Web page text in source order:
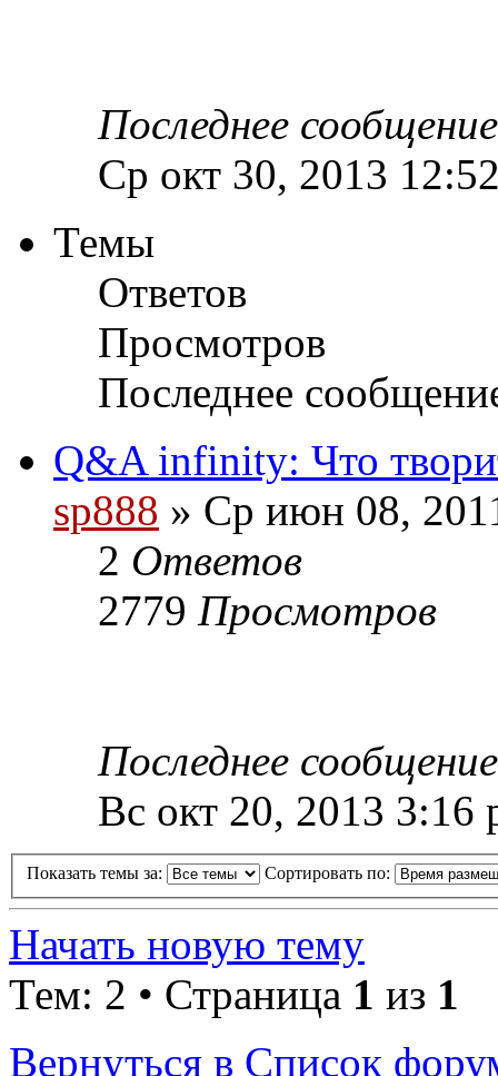
Последнее
Ср окт 30, 2013
Темы
Ответов
Просмотров
Последнее
Q&A infinity: Что
sp888 » Ср июн 08,
2 Ответов
2779 Просмотров
Последнее
Вс окт 20, 2013 3:16
Показать темы за: Сортировать по:
Начать новую тему
Тем: 2 • Страница 1 из 1
Вернуться в Список